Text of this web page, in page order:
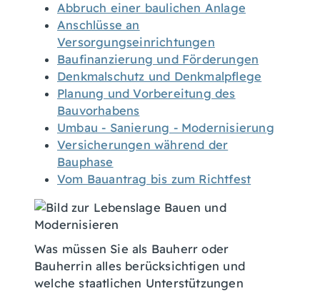
Abbruch einer baulichen Anlage
Anschlüsse an
Versorgungseinrichtungen
Baufinanzierung und Förderungen
Denkmalschutz und Denkmalpflege
Planung und Vorbereitung des
Bauvorhabens
Umbau - Sanierung - Modernisierung
Versicherungen während der
Bauphase
Vom Bauantrag bis zum Richtfest
Was müssen Sie als Bauherr oder
Bauherrin alles berücksichtigen und
welche staatlichen Unterstützungen